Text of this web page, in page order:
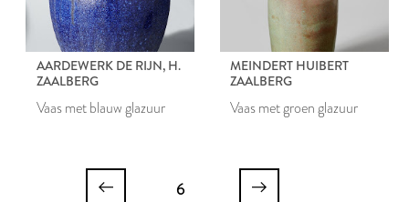
AARDEWERK DE RIJN, H.
ZAALBERG
Vaas met blauw glazuur
MEINDERT HUIBERT
ZAALBERG
Vaas met groen glazuur
6